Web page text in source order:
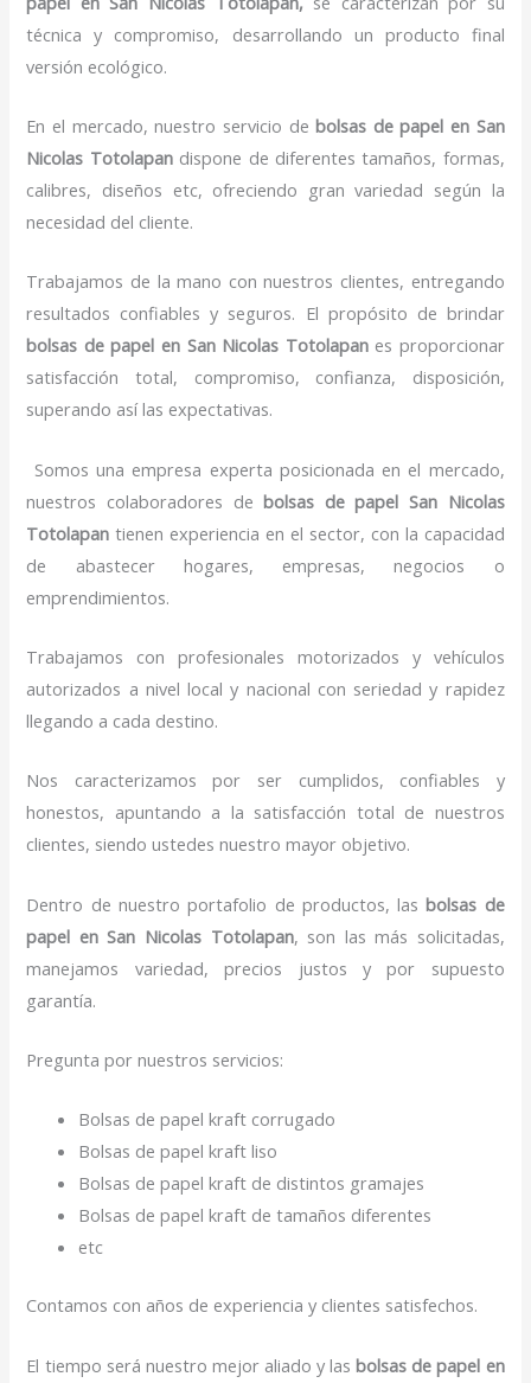
técnica y compromiso, desarrollando un producto final
versión ecológico.
En el mercado, nuestro servicio debolsas de papel en San
Nicolas Totolapan dispone de diferentes tamaños, formas,
calibres, diseños etc, ofreciendo gran variedad según la
necesidad del cliente.
Trabajamos de la mano con nuestros clientes, entregando
resultados confiables y seguros. El propósito de brindar
bolsas de papel en San Nicolas Totolapanes proporcionar
satisfacción total, compromiso, confianza, disposición,
superando así las expectativas.
Somos una empresa experta posicionada en el mercado,
nuestros colaboradores debolsas de papel San Nicolas
Totolapantienen experiencia en el sector, con la capacidad
de abastecer hogares, empresas, negocios o
emprendimientos.
Trabajamos con profesionales motorizados y vehículos
autorizados a nivel local y nacional con seriedad y rapidez
llegando a cada destino.
Nos caracterizamos por ser cumplidos, confiables y
honestos, apuntando a la satisfacción total de nuestros
clientes, siendo ustedes nuestro mayor objetivo.
Dentro de nuestro portafolio de productos, lasbolsas de
papel en San Nicolas Totolapan, son las más solicitadas,
manejamos variedad, precios justos y por supuesto
garantía.
Pregunta por nuestros servicios:
Bolsas de papel kraft corrugado
Bolsas de papel kraft liso
Bolsas de papel kraft de distintos gramajes
Bolsas de papel kraft de tamaños diferentes
etc
Contamos con años de experiencia y clientes satisfechos.
El tiempo será nuestro mejor aliado y lasbolsas de papel en